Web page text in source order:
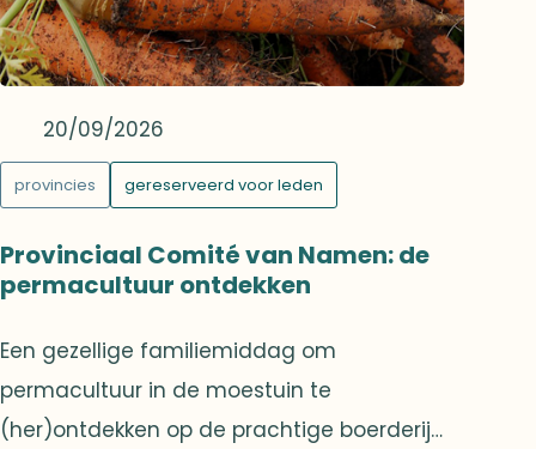
20/09/2026
provincies gereserveerd voor leden
Provinciaal Comité van Namen: de
permacultuur ontdekken
Een gezellige familiemiddag om
permacultuur in de moestuin te
(her)ontdekken op de prachtige boerderij